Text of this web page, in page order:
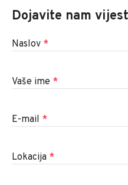
Dojavite nam vijest
Naslov *
Vaše ime *
E-mail *
Lokacija *